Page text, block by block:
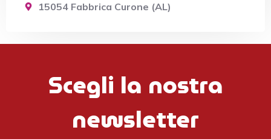
15054 Fabbrica Curone (AL)
Scegli la nostra
newsletter